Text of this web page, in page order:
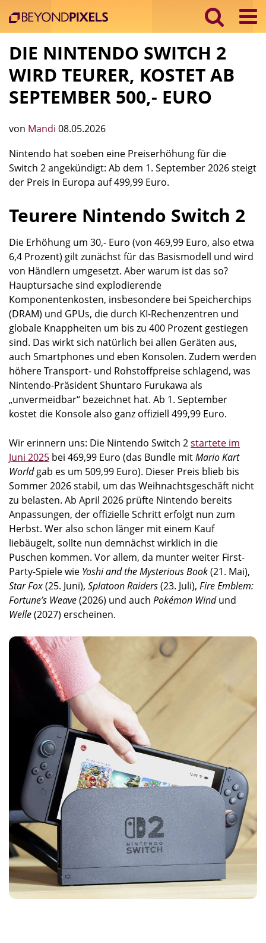
DIE NINTENDO SWITCH 2
WIRD TEURER, KOSTET AB
SEPTEMBER 500,- EURO
von Mandi 08.05.2026
Nintendo hat soeben eine Preiserhöhung für die
Switch 2 angekündigt: Ab dem 1. September 2026 steigt
der Preis in Europa auf 499,99 Euro.
Teurere Nintendo Switch 2
Die Erhöhung um 30,- Euro (von 469,99 Euro, also etwa
6,4 Prozent) gilt zunächst für das Basismodell und wird
von Händlern umgesetzt. Aber warum ist das so?
Hauptursache sind explodierende
Komponentenkosten, insbesondere bei Speicherchips
(DRAM) und GPUs, die durch KI-Rechenzentren und
globale Knappheiten um bis zu 400 Prozent gestiegen
sind. Das wirkt sich natürlich bei allen Geräten aus,
auch Smartphones und eben Konsolen. Zudem werden
höhere Transport- und Rohstoffpreise schlagend, was
Nintendo-Präsident Shuntaro Furukawa als
„unvermeidbar“ bezeichnet hat. Ab 1. September
kostet die Konsole also ganz offiziell 499,99 Euro.
Wir erinnern uns: Die Nintendo Switch 2startete im
Juni 2025 bei 469,99 Euro (das Bundle mitMario Kart
Worldgab es um 509,99 Euro). Dieser Preis blieb bis
Sommer 2026 stabil, um das Weihnachtsgeschäft nicht
zu belasten. Ab April 2026 prüfte Nintendo bereits
Anpassungen, der offizielle Schritt erfolgt nun zum
Herbst. Wer also schon länger mit einem Kauf
liebäugelt, sollte nun demnächst wirklich in die
Puschen kommen. Vor allem, da munter weiter First-
Party-Spiele wie Yoshi and the Mysterious Book(21. Mai),
Star Fox(25. Juni), Splatoon Raiders(23. Juli), Fire Emblem:
Fortune’s Weave(2026) und auch Pokémon Windund
Welle(2027) erscheinen.